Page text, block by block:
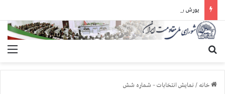
خانه / نمایش انتخابات – شماره شش